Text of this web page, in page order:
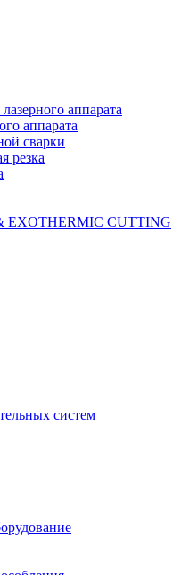
аппарата
аппарата
сварки
резка
EXOTHERMIC CUTTING
систем